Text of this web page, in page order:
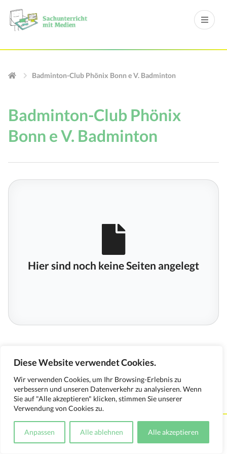
Diese Website verwendet Cookies.
Wir verwenden Cookies, um Ihr Browsing-Erlebnis zu
verbessern und unseren Datenverkehr zu analysieren. Wenn
Sie auf "Alle akzeptieren" klicken, stimmen Sie unserer
Verwendung von Cookies zu.
Anpassen Alle ablehnen Alle akzeptieren
Badminton-Club Phönix Bonn e V. Badminton
Badminton-Club Phönix
Bonn e V. Badminton
Hier sind noch keine Seiten angelegt
Kontakt Impressum Datenschutzerklärung
Medienverwendungsnachweis